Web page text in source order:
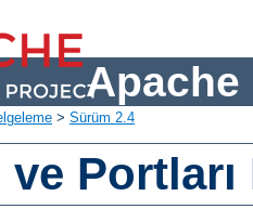
Apache
> Sürüm 2.4
Portları